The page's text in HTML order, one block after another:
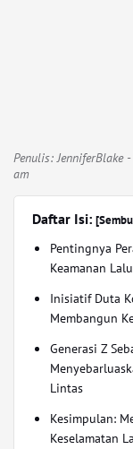
Penulis:JenniferBlake-
am
Daftar Isi:
Pentingnya
Keamanan
Inisiatif Duta
Membangun
Generasi Z
Lintas
Kesimpulan:
Keselamatan